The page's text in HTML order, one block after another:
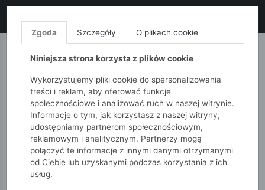
MONNARI QUIOSQUE
51015kids Akcesoria Plecak z kieszeniami na zamek
Zgoda Szczegóły O plikach cookie
Niniejsza strona korzysta z plików cookie
Wykorzystujemy pliki cookie do spersonalizowania
treści i reklam, aby oferować funkcje
społecznościowe i analizować ruch w naszej witrynie.
Informacje o tym, jak korzystasz z naszej witryny,
udostępniamy partnerom społecznościowym,
reklamowym i analitycznym. Partnerzy mogą
połączyć te informacje z innymi danymi otrzymanymi
od Ciebie lub uzyskanymi podczas korzystania z ich
usług.